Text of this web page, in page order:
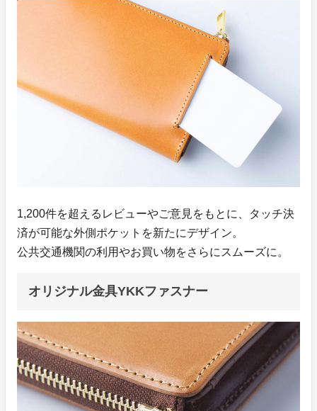
1,200件を超えるレビューやご意見をもとに、タッチ決
済が可能な外側ポケットを新たにデザイン。
公共交通機関の利用やお買い物をさらにスムーズに。
オリジナル金具YKKファスナー